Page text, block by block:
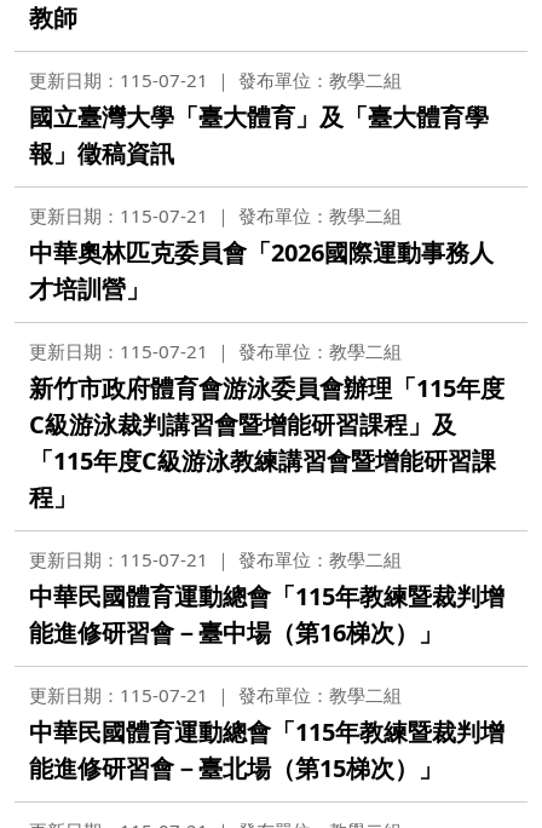
教師
更新日期：115-07-21 發布單位：教學二組
國立臺灣大學「臺大體育」及「臺大體育學
報」徵稿資訊
更新日期：115-07-21 發布單位：教學二組
中華奧林匹克委員會「2026國際運動事務人
才培訓營」
更新日期：115-07-21 發布單位：教學二組
新竹市政府體育會游泳委員會辦理「115年度
C級游泳裁判講習會暨增能研習課程」及
「115年度C級游泳教練講習會暨增能研習課
程」
更新日期：115-07-21 發布單位：教學二組
中華民國體育運動總會「115年教練暨裁判增
能進修研習會－臺中場（第16梯次）」
更新日期：115-07-21 發布單位：教學二組
中華民國體育運動總會「115年教練暨裁判增
能進修研習會－臺北場（第15梯次）」